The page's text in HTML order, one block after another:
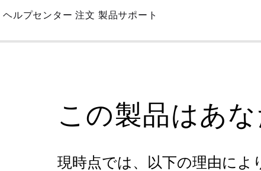
Skip
Main
ヘルプセンター 注文 製品サポート
この製品はあ
現時点では、以下の理由によ